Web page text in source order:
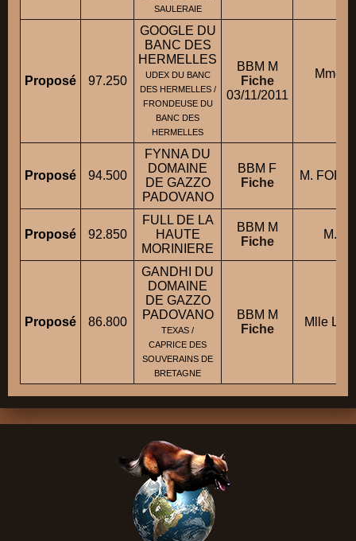
SAULERAIE
Proposé 97.250
GOOGLE DU
BANC DES
HERMELLES
UDEX DU BANC
DES HERMELLES /
FRONDEUSE DU
BANC DES
HERMELLES
BBM M
Fiche
03/11/2011
Mme
Proposé 94.500
FYNNA DU
DOMAINE
DE GAZZO
PADOVANO
BBM F
Fiche
M.
Proposé 92.850
FULL DE LA
HAUTE
MORINIERE
BBM M
Fiche
M.
Proposé 86.800
GANDHI DU
DOMAINE
DE GAZZO
PADOVANO
TEXAS /
CAPRICE DES
SOUVERAINS DE
BRETAGNE
BBM M
Fiche
Mlle